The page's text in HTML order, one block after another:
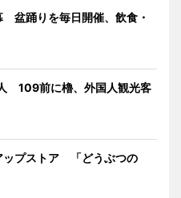
盆踊りを毎日開催、飲食・
109前に櫓、外国人観光客
ップストア 「どうぶつの